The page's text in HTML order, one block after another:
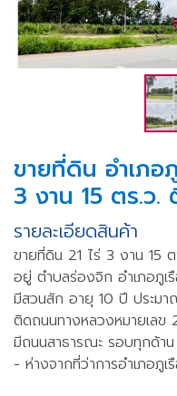
ขายที่ดิน อำเภอ
3 งาน 15 ตร.ว
รายละเอียดสินค้า
ขายที่ดิน 21 ไร่ 3 งาน 15 ต
อยู่ ตำบลร่องจิก อำเภอภูเ
มีสวนสัก อายุ 10 ปี ประม
ติดถนนทางหลวงหมายเลข
มีถนนสาธารณะ รอบทุกด้าน
- ห่างจากที่ว่าการอำเภอภูเ